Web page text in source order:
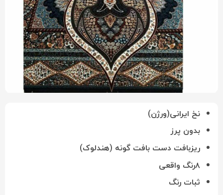
نخ ایرانی(ورژن)
بدون پرز
ریزبافت دست بافت گونه (هندلوک)
۸رنگ واقعی
ثبات رنگ